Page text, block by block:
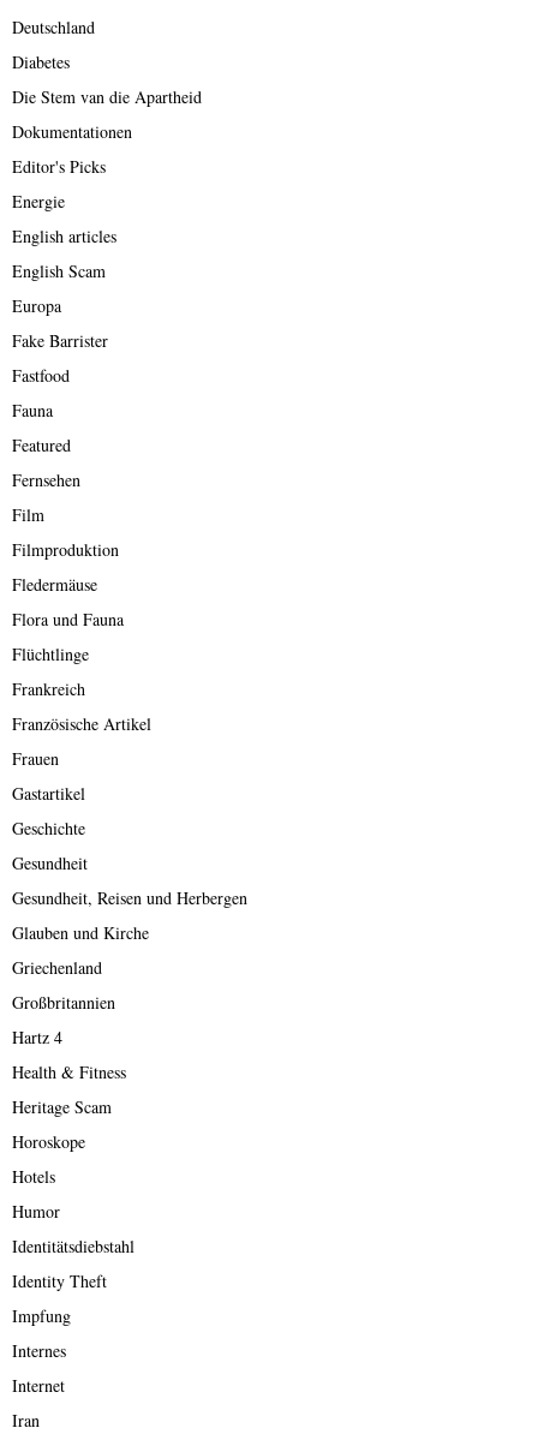
Deutschland
Diabetes
Die Stem van die Apartheid
Dokumentationen
Editor's Picks
Energie
English articles
English Scam
Europa
Fake Barrister
Fastfood
Fauna
Featured
Fernsehen
Film
Filmproduktion
Fledermäuse
Flora und Fauna
Flüchtlinge
Frankreich
Französische Artikel
Frauen
Gastartikel
Geschichte
Gesundheit
Gesundheit, Reisen und Herbergen
Glauben und Kirche
Griechenland
Großbritannien
Hartz 4
Health & Fitness
Heritage Scam
Horoskope
Hotels
Humor
Identitätsdiebstahl
Identity Theft
Impfung
Internes
Internet
Iran